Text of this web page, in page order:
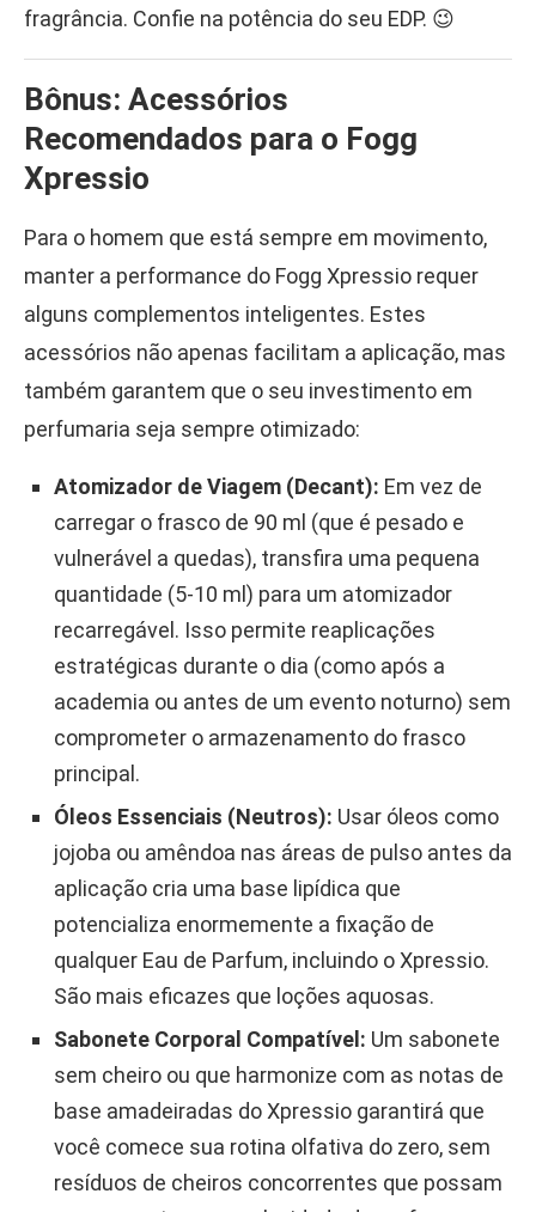
fragrância. Confie na potência do seu EDP. 😉
Bônus: Acessórios
Recomendados para o Fogg
Xpressio
Para o homem que está sempre em movimento,
manter a performance do Fogg Xpressio requer
alguns complementos inteligentes. Estes
acessórios não apenas facilitam a aplicação, mas
também garantem que o seu investimento em
perfumaria seja sempre otimizado:
Atomizador de Viagem (Decant): Em vez de
carregar o frasco de 90 ml (que é pesado e
vulnerável a quedas), transfira uma pequena
quantidade (5-10 ml) para um atomizador
recarregável. Isso permite reaplicações
estratégicas durante o dia (como após a
academia ou antes de um evento noturno) sem
comprometer o armazenamento do frasco
principal.
Óleos Essenciais (Neutros): Usar óleos como
jojoba ou amêndoa nas áreas de pulso antes da
aplicação cria uma base lipídica que
potencializa enormemente a fixação de
qualquer Eau de Parfum, incluindo o Xpressio.
São mais eficazes que loções aquosas.
Sabonete Corporal Compatível: Um sabonete
sem cheiro ou que harmonize com as notas de
base amadeiradas do Xpressio garantirá que
você comece sua rotina olfativa do zero, sem
resíduos de cheiros concorrentes que possam